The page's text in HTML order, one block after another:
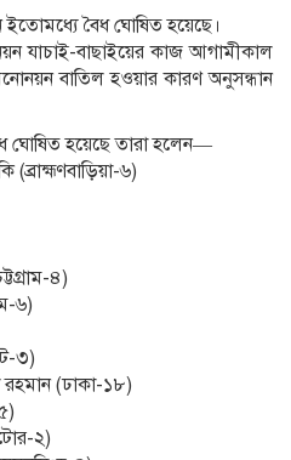
ইতোমধ্যে বৈধ ঘোষিত হয়েছে।
যাচাই-বাছাইয়ের কাজ আগামীকাল
বাতিল হওয়ার কারণ অনুসন্ধান
ঘোষিত হয়েছে তারা হলেন—
৬)
৪)
৬)
৩)
(ঢাকা-১৮)
২)